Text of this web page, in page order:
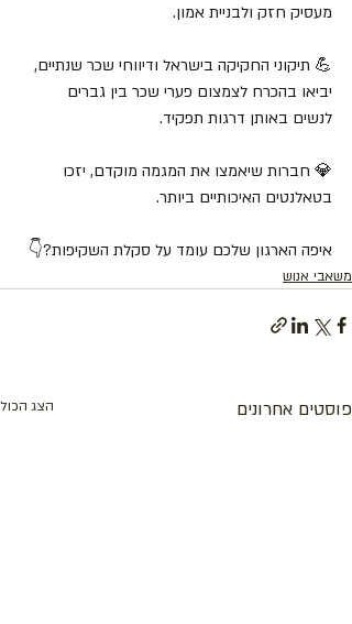
מעסיק חזק ולבניית אמון.
💪 תיקוני החקיקה בישראל ודיווחי שכר שנתיים,
יביאו בהכרח לצמצום פערי שכר בין גברים
לנשים באותן דרגות תפקיד.
💎 חברות שיאמצו את המגמה מוקדם, יזכו
בטאלנטים האיכותיים ביותר.
איפה הארגון שלכם עומד על סקלת השקיפות?👇
משאבי אנוש
פוסטים אחרונים הצג הכול